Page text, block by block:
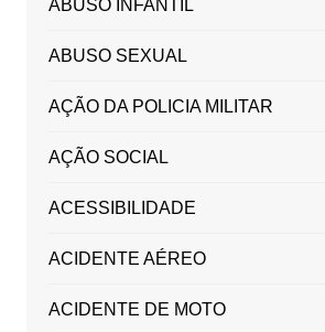
ABUSO INFANTIL
ABUSO SEXUAL
AÇÃO DA POLICIA MILITAR
AÇÃO SOCIAL
ACESSIBILIDADE
ACIDENTE AÉREO
ACIDENTE DE MOTO